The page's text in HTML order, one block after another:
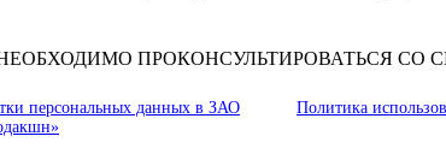
ПРОКОНСУЛЬТИРОВАТЬСЯ СО
персональных данных в ЗАО
Политика